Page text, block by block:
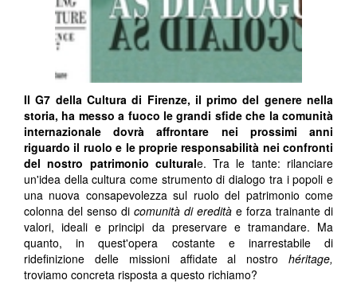
Il G7 della Cultura di Firenze, il primo del genere nella
storia, ha messo a fuoco le grandi sfide che la comunità
internazionale dovrà affrontare nei prossimi anni
riguardo il ruolo e le proprie responsabilità nei confronti
del nostro patrimonio culturale. Tra le tante: rilanciare
un'idea della cultura come strumento di dialogo tra i popoli e
una nuova consapevolezza sul ruolo del patrimonio come
colonna del senso di comunità di eredità e forza trainante di
valori, ideali e principi da preservare e tramandare. Ma
quanto, in quest'opera costante e inarrestabile di
ridefinizione delle missioni affidate al nostro héritage,
troviamo concreta risposta a questo richiamo?